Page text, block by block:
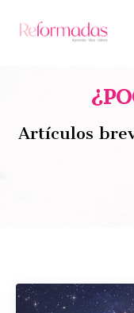
Artículos